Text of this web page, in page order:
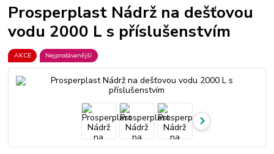
Prosperplast Nádrž na dešťovou
vodu 2000 L s příslušenstvím
AKCE Nejprodávanější